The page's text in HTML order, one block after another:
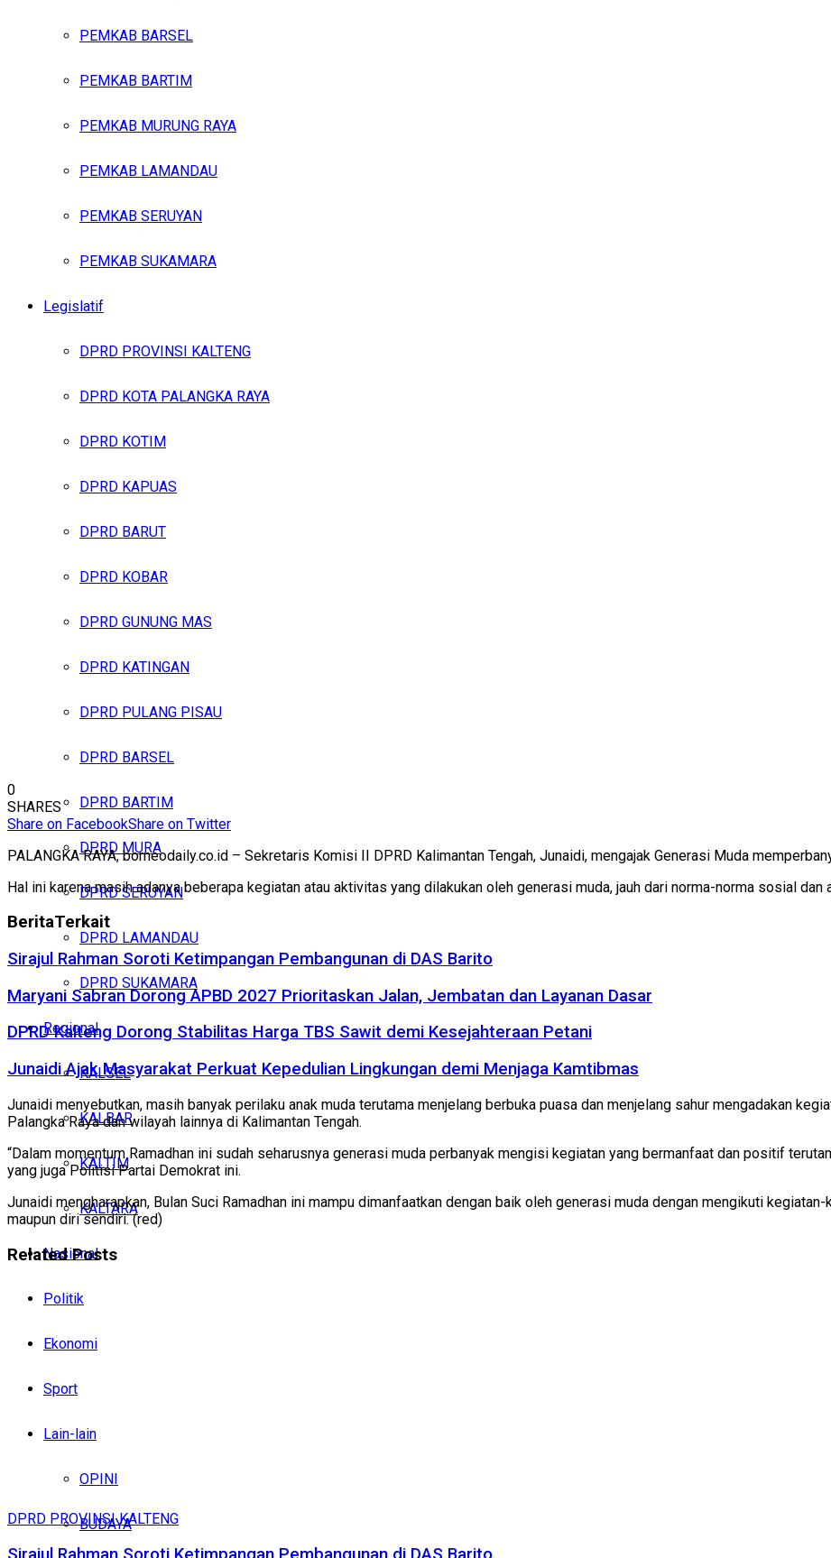
PEMKAB BARSEL
PEMKAB BARTIM
PEMKAB MURUNG RAYA
PEMKAB LAMANDAU
PEMKAB SERUYAN
PEMKAB SUKAMARA
Legislatif
DPRD PROVINSI KALTENG
DPRD KOTA PALANGKA RAYA
DPRD KOTIM
DPRD KAPUAS
DPRD BARUT
DPRD KOBAR
DPRD GUNUNG MAS
DPRD KATINGAN
DPRD PULANG PISAU
DPRD BARSEL
DPRD BARTIM
DPRD MURA
DPRD SERUYAN
DPRD LAMANDAU
DPRD SUKAMARA
Regional
KALSEL
KALBAR
KALTIM
KALTARA
Nasional
Politik
Ekonomi
Sport
Lain-lain
OPINI
BUDAYA
0
SHARES
Share on FacebookShare on Twitter
PALANGKA RAYA, borneodaily.co.id – Sekretaris Komisi II DPRD Kalimantan Tengah, Junaidi, mengajak Generasi Muda
Hal ini karena masih adanya beberapa kegiatan atau aktivitas yang dilakukan oleh generasi muda, jauh dari norma-norma sosial dan
BeritaTerkait
Sirajul Rahman Soroti Ketimpangan Pembangunan di DAS Barito
Maryani Sabran Dorong APBD 2027 Prioritaskan Jalan, Jembatan dan Layanan Dasar
DPRD Kalteng Dorong Stabilitas Harga TBS Sawit demi Kesejahteraan Petani
Junaidi Ajak Masyarakat Perkuat Kepedulian Lingkungan demi Menjaga Kamtibmas
Junaidi menyebutkan, masih banyak perilaku anak muda terutama menjelang berbuka puasa dan menjelang sahur mengadakan
Palangka Raya dan wilayah lainnya di Kalimantan Tengah.
“Dalam momentum Ramadhan ini sudah seharusnya generasi muda perbanyak mengisi kegiatan yang bermanfaat dan positif
yang juga Politisi Partai Demokrat ini.
Junaidi mengharapkan, Bulan Suci Ramadhan ini mampu dimanfaatkan dengan baik oleh generasi muda dengan mengikuti
maupun diri sendiri. (red)
RelatedPosts
DPRD PROVINSI KALTENG